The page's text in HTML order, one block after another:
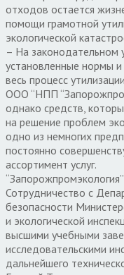
отходов остается
помощи грамотной
экологической
– На законодательном
установленные нормы
весь процесс
ООО “НПП
однако средств,
на решение проблем
одно из немногих
постоянно
ассортимент услуг.
Сотрудничество с
безопасности
и экологической
высшими учебными
исследовательскими
дальнейшего